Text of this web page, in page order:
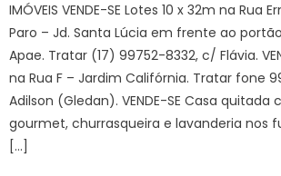
IMÓVEIS VENDE-SE Lotes 10 x 32m na Rua
Paro – Jd. Santa Lúcia em frente ao
Apae. Tratar (17) 99752-8332, c/ Flávia.
na Rua F – Jardim Califórnia. Tratar fone
Adilson (Gledan). VENDE-SE Casa quitada
gourmet, churrasqueira e lavanderia nos
[…]